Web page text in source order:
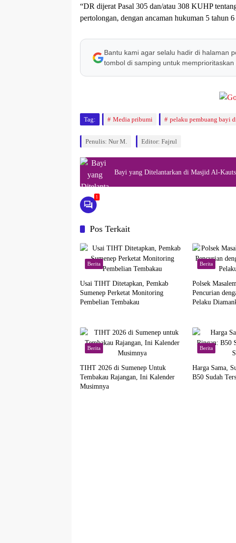
“DR dijerat Pasal 305 dan/atau 308 KUHP
pertolongan, dengan ancaman hukuman 5 tahun
Bantu kami agar selalu hadir di halaman
tombol di samping untuk
Tag: Media pribumi pelaku pembuang bayi
Penulis: Nur M. Editor: Fajrul
Bayi yang Ditelantarkan di Masjid Al-
1
Pos Terkait
Berita
Usai TIHT Ditetapkan, Pemkab
Sumenep Perketat Monitoring
Pembelian Tembakau
Berita
Polsek
Pencurian
Pelaku
Berita
TIHT 2026 di Sumenep Untuk
Tembakau Rajangan, Ini Kalender
Musimnya
Berita
Harga Sama,
B50 Sudah